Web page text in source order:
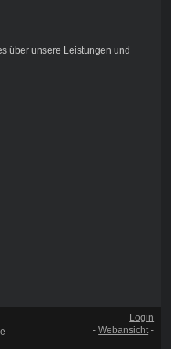
über unsere Leistungen und
Login
-Webansicht -